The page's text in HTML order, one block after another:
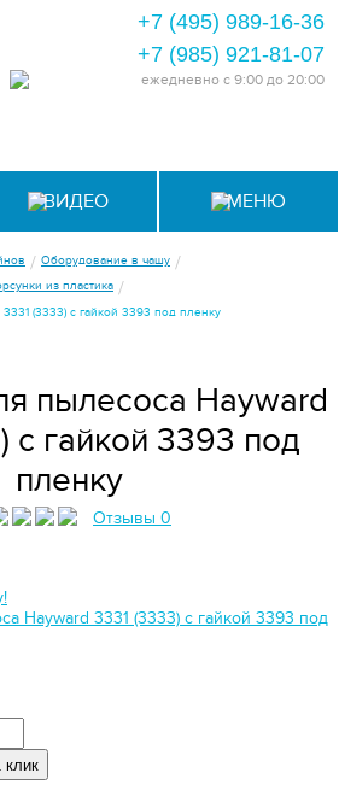
+7 (495) 989-16-36
+7 (985) 921-81-07
ежедневно с 9:00 до 20:00
ВИДЕО МЕНЮ
/ Оборудование в чашу /
из пластика /
(3333) c гайкой 3393 под пленку
пылесоса Hayward
c гайкой 3393 под
пленку
Отзывы 0
клик